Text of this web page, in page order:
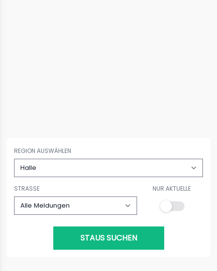
REGION AUSWÄHLEN
STRASSE NUR AKTUELLE
STAUS SUCHEN